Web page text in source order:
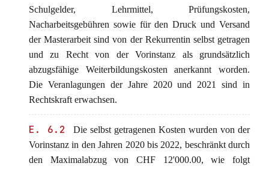
Schulgelder, Lehrmittel, Prüfungskosten,
Nacharbeitsgebühren sowie für den Druck und Versand
der Masterarbeit sind von der Rekurrentin selbst getragen
und zu Recht von der Vorinstanz als grundsätzlich
abzugsfähige Weiterbildungskosten anerkannt worden.
Die Veranlagungen der Jahre 2020 und 2021 sind in
Rechtskraft erwachsen.
E. 6.2
Die selbst getragenen Kosten wurden von der
Vorinstanz in den Jahren 2020 bis 2022, beschränkt durch
den Maximalabzug von CHF 12'000.00, wie folgt